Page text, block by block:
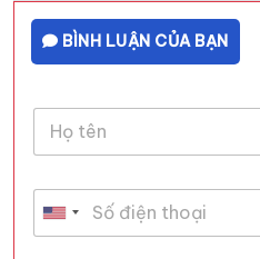
BÌNH LUẬN CỦA BẠN